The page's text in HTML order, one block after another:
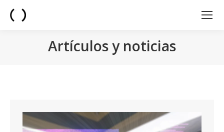
Artículos y noticias